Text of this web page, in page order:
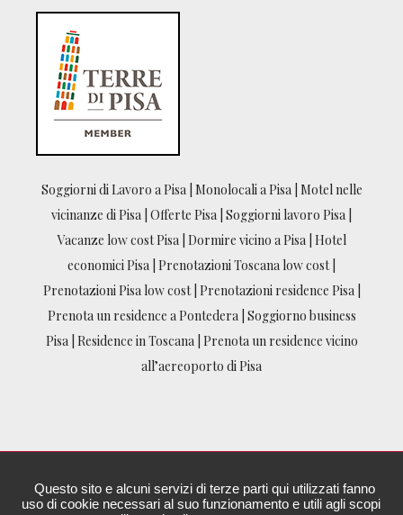
silenziosaOttima la presenza di un fornello per
chi ne avesse bisogno.Lo consiglio per soste
brevi di lavoro
Baghera Foliani
5 anni fa
curato.Personale gentilissimo e disponibile
Gaia Pellegrini
5 anni fa
Appartamento al piano terra
molto bello e spazioso, pulizia ottima e stanza
profumata .  2 ragazze alla reception disponibili
e sorridenti. Tornerò sicuramente.
Altre recensioni
Soggiorni di Lavoro a Pisa| Monolocali a Pisa| Motel nelle
vicinanze di Pisa Offerte Pisa Soggiorni lavoro Pisa
Vacanze low cost Pisa| Dormire vicino a Pisa| Hotel
economici Pisa Prenotazioni Toscana low cost
Prenotazioni Pisa low cost| Prenotazioni residence Pisa|
Prenota un residence a Pontedera Soggiorno business
Pisa Residence in Toscana Prenota un residence vicino
all’aereoporto di Pisa
Cookies Policy
Copyright © Angoli di Territorio S.r.l. All rights reserved. P.IVA
Questo sito e alcuni servizi di terze parti qui utilizzati fanno
uso di cookie necessari al suo funzionamento e utili agli scopi